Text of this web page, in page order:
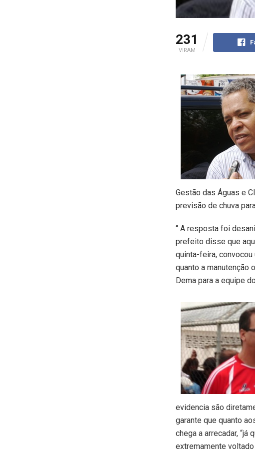
231
VIRAM
Gestão das Águas e
previsão de chuva
“ A resposta foi
prefeito disse que
quinta-feira,
quanto a manutenção
Dema para a equipe
evidencia são
garante que quanto
chega a arrecadar,
extremamente